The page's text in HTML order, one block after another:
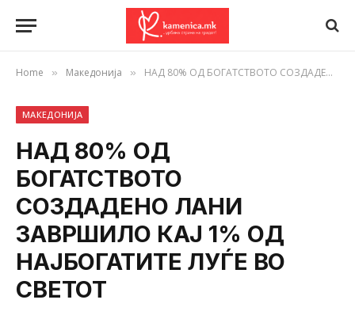
Home » Македонија » НАД 80% ОД БОГАТСТВОТО СОЗДАДЕНО ЛАНИ ЗАВРШИЛО КАЈ 1% ОД НАЈБОГАТИТЕ ЛУЃЕ ВО СВЕТОТ
МАКЕДОНИЈА
НАД 80% ОД
БОГАТСТВОТО
СОЗДАДЕНО ЛАНИ
ЗАВРШИЛО КАЈ 1% ОД
НАЈБОГАТИТЕ ЛУЃЕ ВО
СВЕТОТ